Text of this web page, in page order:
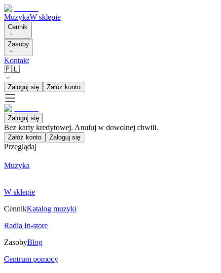
MuzykaW sklepie
Cennik
Zasoby
Kontakt
🇵🇱
Zaloguj się Załóż konto
Zaloguj się
Bez karty kredytowej. Anuluj w dowolnej chwili.
Załóż konto Zaloguj się
Przeglądaj
Muzyka
W sklepie
CennikKatalog muzyki
Radia In-store
ZasobyBlog
Centrum pomocy